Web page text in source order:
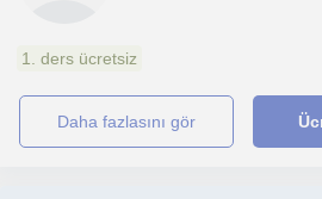
1. ders ücretsiz
daha fazlasını gör